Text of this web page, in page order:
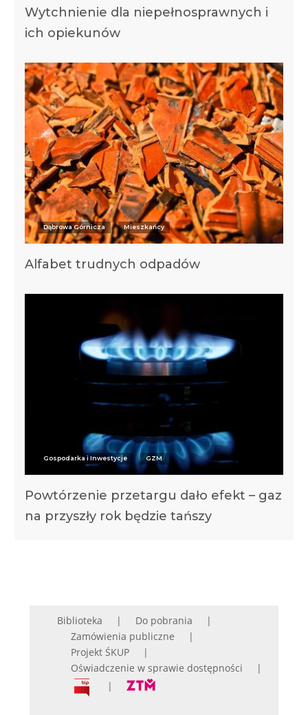
Wytchnienie dla niepełnosprawnych i
ich opiekunów
Dąbrowa Górnicza Mieszkańcy
Alfabet trudnych odpadów
Gospodarka i Inwestycje GZM
Powtórzenie przetargu dało efekt – gaz
na przyszły rok będzie tańszy
Biblioteka
Do pobrania
Zamówienia publiczne
Projekt ŚKUP
Oświadczenie w sprawie dostępności